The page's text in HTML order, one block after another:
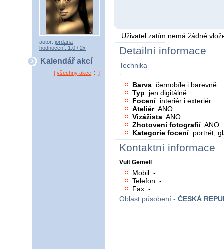
autor: jordana
hodnocení: 1,0 / 2x
Kalendář akcí
[ všechny akce ]
Uživatel zatím nemá žádné
Detailní informace
Technika
-
Barva: černobíle i barevně
Typ: jen digitálně
Focení: interiér i exteriér
Ateliér: ANO
Vizážista: ANO
Zhotovení fotografií: ANO
Kategorie focení: portrét,
Kontaktní informace
Vult Gemell
Mobil: -
Telefon: -
Fax: -
Oblast působení - ČESKÁ